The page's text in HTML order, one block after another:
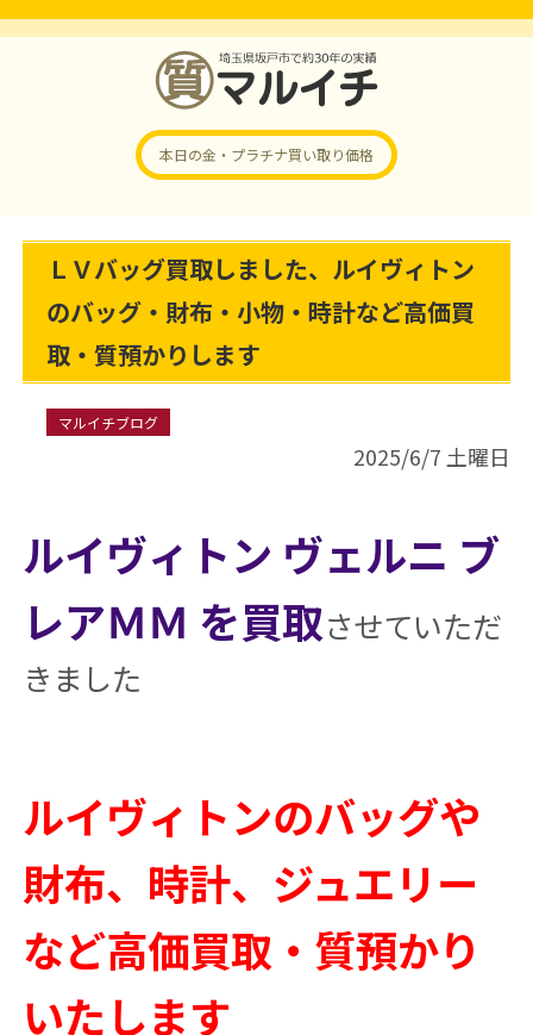
本日の金・プラチナ買い取り価格
ＬＶバッグ買取しました、ルイヴィトン
のバッグ・財布・小物・時計など高価買
取・質預かりします
マルイチブログ
2025/6/7 土曜日
ルイヴィトン ヴェルニ ブ
レアＭＭ を買取させていただ
きました
ルイヴィトンのバッグや
財布、時計、ジュエリー
など高価買取・質預かり
いたします